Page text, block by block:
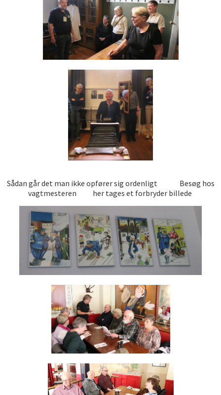
Sådan går det man ikke opfører sig ordenligt Besøg hos
vagtmesteren her tages et forbryder billede